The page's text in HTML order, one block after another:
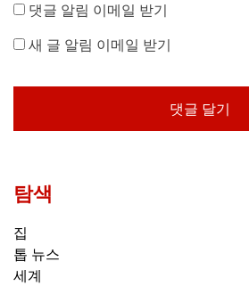
댓글 알림 이메일 받기
새 글 알림 이메일 받기
탐색
집
톱 뉴스
세계